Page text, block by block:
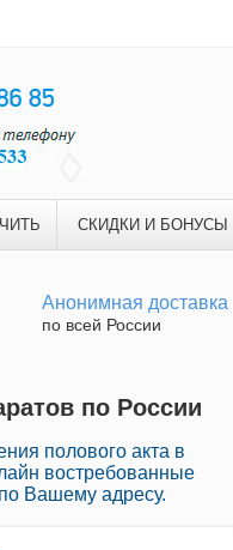
СКИДКИ И БОНУСЫ
Анонимная доставка
по всей России
по России
полового акта в
востребованные
Вашему адресу.